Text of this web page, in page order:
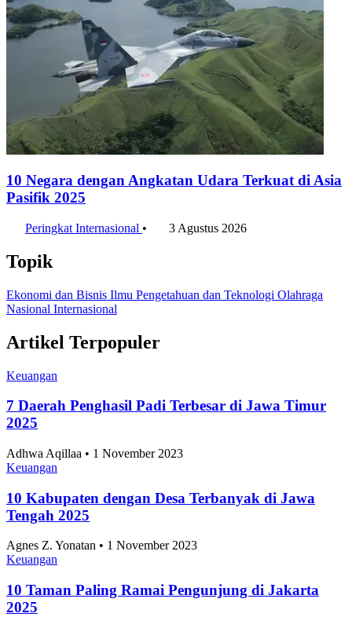
10 Negara dengan Angkatan Udara Terkuat di Asia
Pasifik 2025
Peringkat Internasional • 3 Agustus 2026
Topik
Ekonomi dan Bisnis Ilmu Pengetahuan dan Teknologi Olahraga
Nasional Internasional
Artikel Terpopuler
Keuangan
7 Daerah Penghasil Padi Terbesar di Jawa Timur
2025
Adhwa Aqillaa • 1 November 2023
Keuangan
10 Kabupaten dengan Desa Terbanyak di Jawa
Tengah 2025
Agnes Z. Yonatan • 1 November 2023
Keuangan
10 Taman Paling Ramai Pengunjung di Jakarta
2025